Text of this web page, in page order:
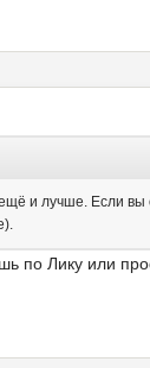
и лучше. Если
по Лику или